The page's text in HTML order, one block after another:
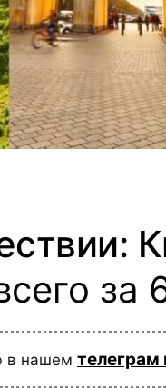
за
в нашем телеграм